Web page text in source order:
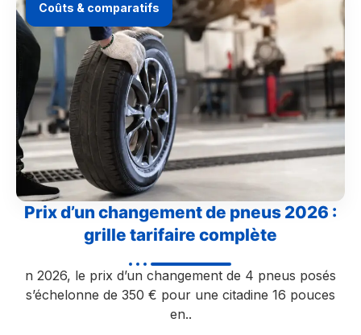
Coûts & comparatifs
Prix d’un changement de pneus 2026 :
grille tarifaire complète
n 2026, le prix d’un changement de 4 pneus posés
s’échelonne de 350 € pour une citadine 16 pouces
en..